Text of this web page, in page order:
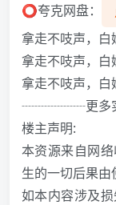
⭕夸克网盘：
拿走不吱声，白
拿走不吱声，白
拿走不吱声，白
┈┈┈┈┈更多
楼主声明:
本资源来自网
生的一切后果由
如本内容涉及